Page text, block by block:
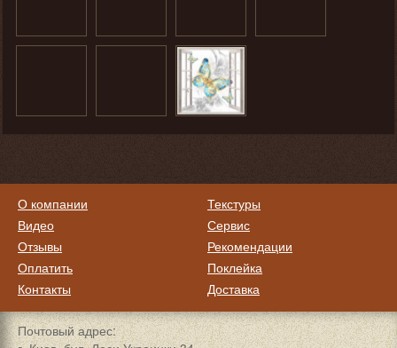
О компании
Видео
Отзывы
Оплатить
Контакты
Текстуры
Сервис
Рекомендации
Поклейка
Доставка
Почтовый адрес: